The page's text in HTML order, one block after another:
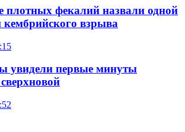
плотных фекалий назвали одной
кембрийского взрыва
увидели первые минуты